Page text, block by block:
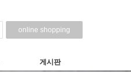
online shopping
게시판